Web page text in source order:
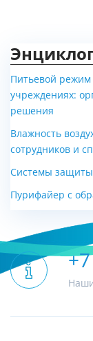
Фонтанчик
Оазис-6
Питьевой режим
учреждениях:
решения
Влажность
сотрудников и
Системы защиты
Пурифайер с